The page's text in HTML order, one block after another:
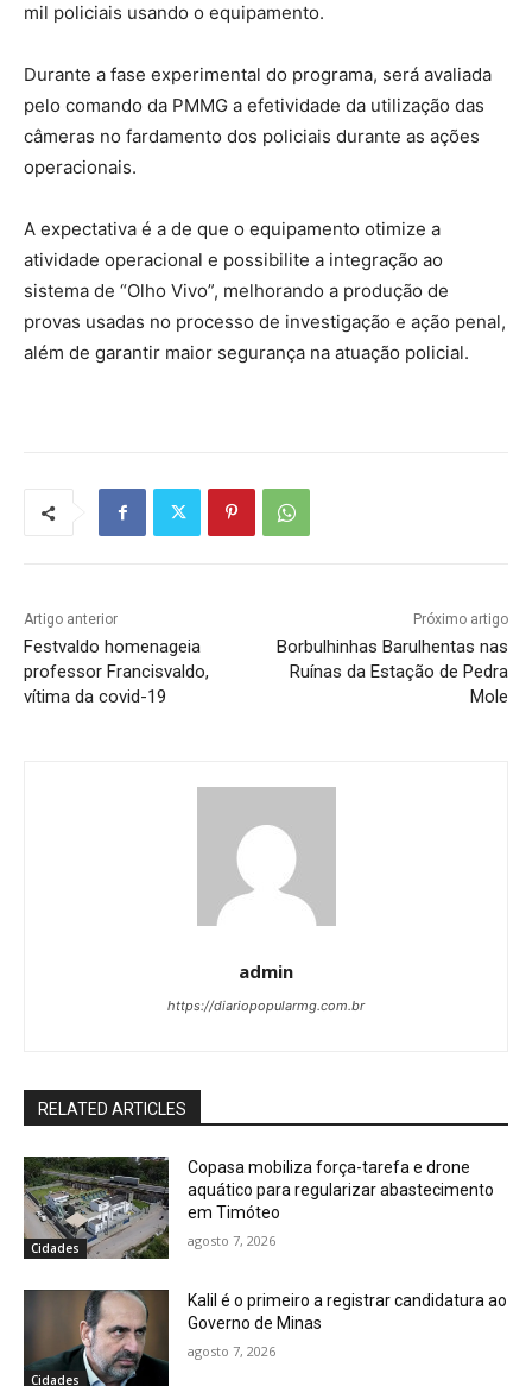
mil policiais usando o equipamento.
Durante a fase experimental do programa, será avaliada
pelo comando da PMMG a efetividade da utilização das
câmeras no fardamento dos policiais durante as ações
operacionais.
A expectativa é a de que o equipamento otimize a
atividade operacional e possibilite a integração ao
sistema de “Olho Vivo”, melhorando a produção de
provas usadas no processo de investigação e ação penal,
além de garantir maior segurança na atuação policial.
Artigo anterior
Festvaldo homenageia
professor Francisvaldo,
vítima da covid-19
Próximo artigo
Borbulhinhas Barulhentas nas
Ruínas da Estação de Pedra
Mole
admin
https://diariopopularmg.com.br
RELATED ARTICLES
Cidades
Copasa mobiliza força-tarefa e drone
aquático para regularizar abastecimento
em Timóteo
agosto 7, 2026
Cidades
Kalil é o primeiro a registrar candidatura ao
Governo de Minas
agosto 7, 2026